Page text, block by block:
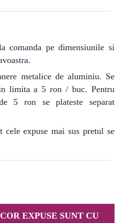
comanda pe dimensiunile si
metalice de aluminiu. Se
limita a 5 ron / buc. Pentru
5 ron se plateste separat
cele expuse mai sus pretul se
EXPUSE SUNT CU